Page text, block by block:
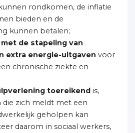
rondkomen, de inflatie
bieden en de
kunnen betalen;
de stapeling van
extra energie-uitgaven voor
chronische ziekte en
toereikend is,
die zich meldt met een
geholpen kan
daarom in sociaal werkers,